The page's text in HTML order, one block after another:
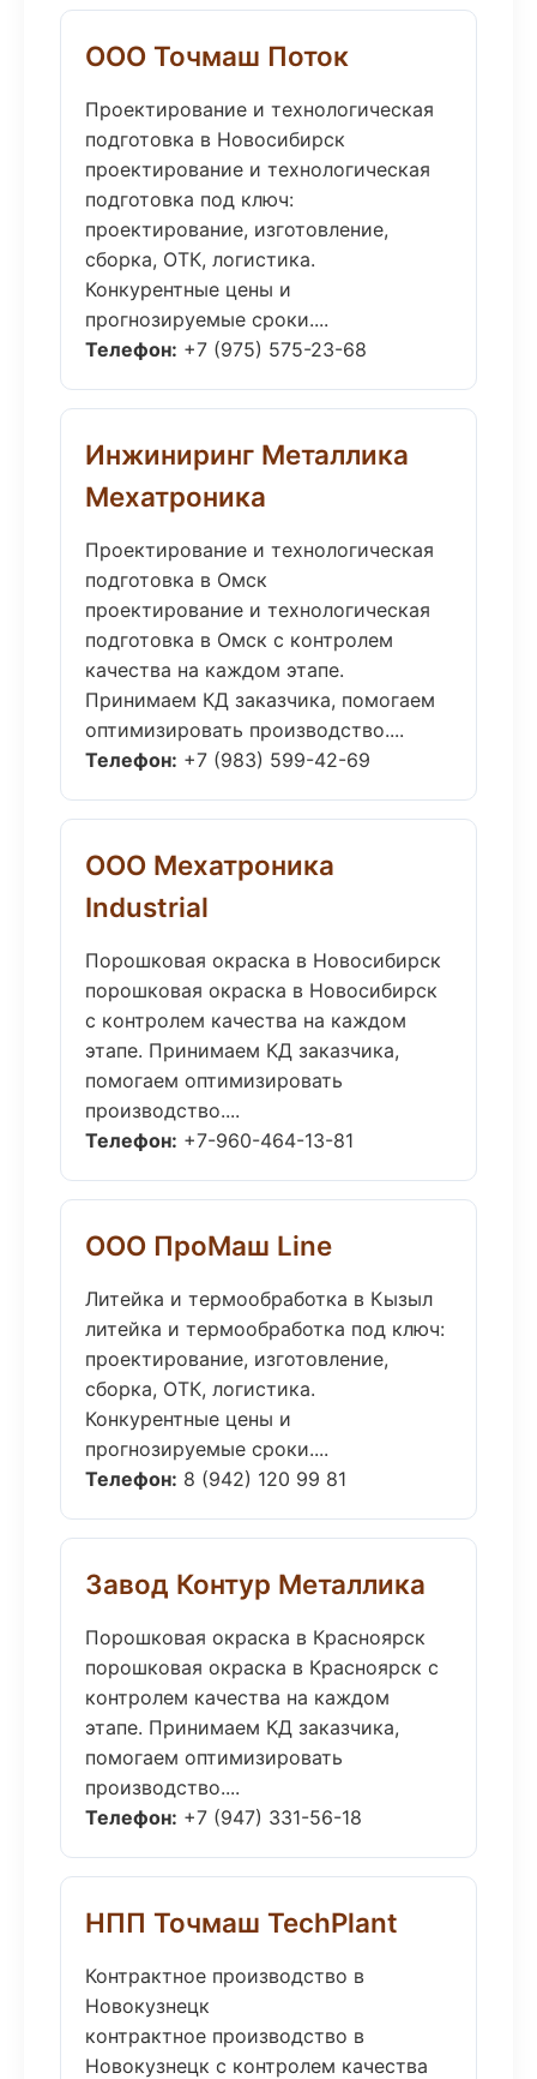
ООО Точмаш Поток
Проектирование и технологическая
подготовка в Новосибирск
проектирование и технологическая
подготовка под ключ:
проектирование, изготовление,
сборка, ОТК, логистика.
Конкурентные цены и
прогнозируемые сроки....
Телефон: +7 (975) 575-23-68
Инжиниринг Металлика
Мехатроника
Проектирование и технологическая
подготовка в Омск
проектирование и технологическая
подготовка в Омск с контролем
качества на каждом этапе.
Принимаем КД заказчика, помогаем
оптимизировать производство....
Телефон: +7 (983) 599-42-69
ООО Мехатроника
Industrial
Порошковая окраска в Новосибирск
порошковая окраска в Новосибирск
с контролем качества на каждом
этапе. Принимаем КД заказчика,
помогаем оптимизировать
производство....
Телефон: +7-960-464-13-81
ООО ПроМаш Line
Литейка и термообработка в Кызыл
литейка и термообработка под ключ:
проектирование, изготовление,
сборка, ОТК, логистика.
Конкурентные цены и
прогнозируемые сроки....
Телефон: 8 (942) 120 99 81
Завод Контур Металлика
Порошковая окраска в Красноярск
порошковая окраска в Красноярск с
контролем качества на каждом
этапе. Принимаем КД заказчика,
помогаем оптимизировать
производство....
Телефон: +7 (947) 331-56-18
НПП Точмаш TechPlant
Контрактное производство в
Новокузнецк
контрактное производство в
Новокузнецк с контролем качества